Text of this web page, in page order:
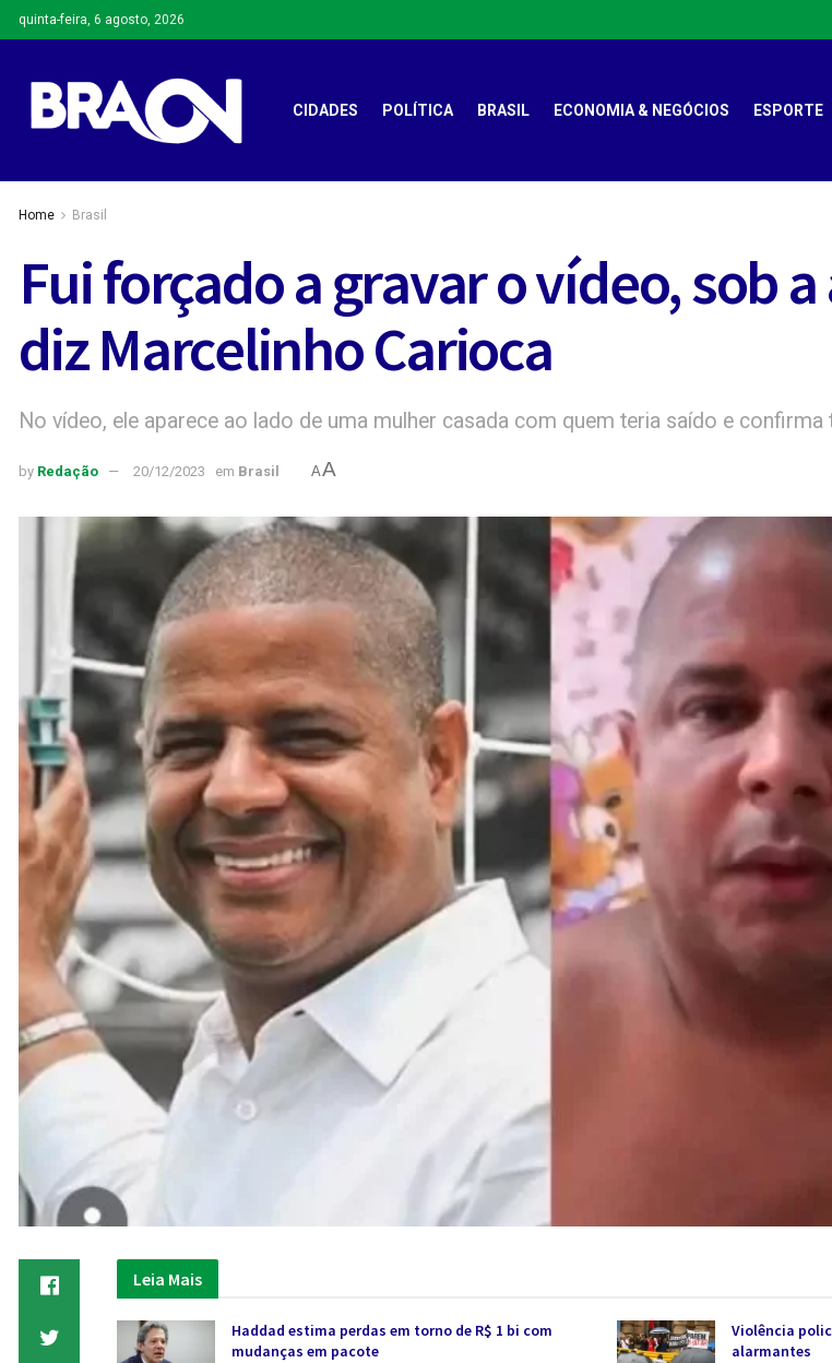
quinta-feira, 6 agosto, 2026
CIDADES POLÍTICA BRASIL ECONOMIA & NEGÓCIOS ESPORTE
Home Brasil
Fui forçado a gravar o vídeo, sob
diz Marcelinho Carioca
No vídeo, ele aparece ao lado de uma mulher casada com quem teria saído e
by Redação 20/12/2023 em Brasil AA
Leia Mais
Haddad estima perdas em torno de R$ 1 bi com
mudanças em pacote
Violência
alarmantes